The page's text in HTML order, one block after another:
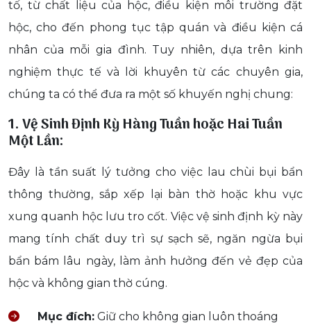
tố, từ chất liệu của hộc, điều kiện môi trường đặt
hộc, cho đến phong tục tập quán và điều kiện cá
nhân của mỗi gia đình. Tuy nhiên, dựa trên kinh
nghiệm thực tế và lời khuyên từ các chuyên gia,
chúng ta có thể đưa ra một số khuyến nghị chung:
1. Vệ Sinh Định Kỳ Hàng Tuần hoặc Hai Tuần
Một Lần:
Đây là tần suất lý tưởng cho việc lau chùi bụi bẩn
thông thường, sắp xếp lại bàn thờ hoặc khu vực
xung quanh hộc lưu tro cốt. Việc vệ sinh định kỳ này
mang tính chất duy trì sự sạch sẽ, ngăn ngừa bụi
bẩn bám lâu ngày, làm ảnh hưởng đến vẻ đẹp của
hộc và không gian thờ cúng.
Mục đích: Giữ cho không gian luôn thoáng